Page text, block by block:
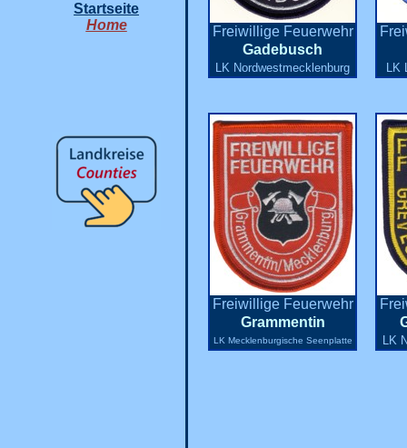
Startseite
Home
Freiwillige Feuerwehr
Gadebusch
LK Nordwestmecklenburg LK
Freiwillige Feuerwehr
Grammentin
LK Mecklenburgische Seenplatte LK